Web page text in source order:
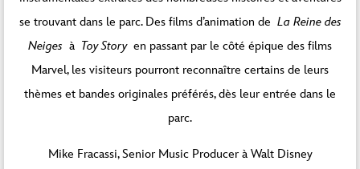
se trouvant dans le parc. Des films d’animation de La Reine des
Neiges à Toy Story en passant par le côté épique des films
Marvel, les visiteurs pourront reconnaître certains de leurs
thèmes et bandes originales préférés, dès leur entrée dans le
parc.
Mike Fracassi, Senior Music Producer à Walt Disney